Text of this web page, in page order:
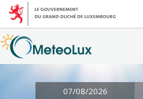
07/08/2026